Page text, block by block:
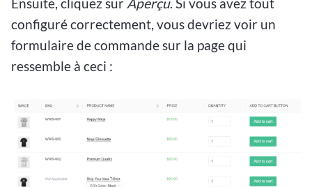
configuré correctement, vous devriez voir un
formulaire de commande sur la page qui
ressemble à ceci :